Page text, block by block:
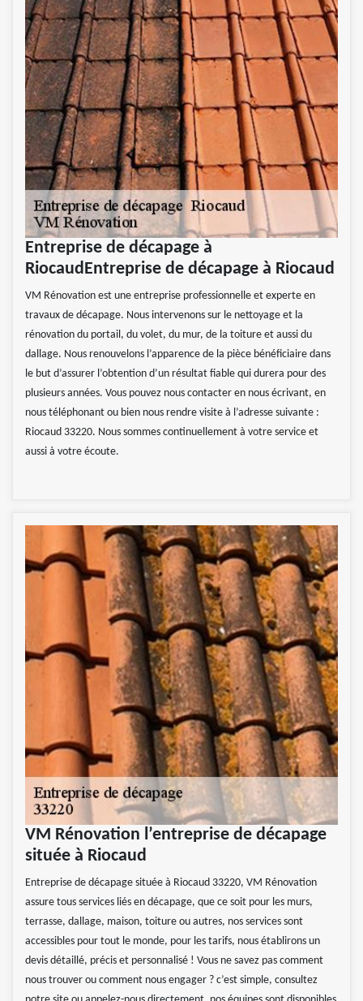
Entreprise de décapage à
RiocaudEntreprise de décapage à Riocaud
VM Rénovation est une entreprise professionnelle et experte en
travaux de décapage. Nous intervenons sur le nettoyage et la
rénovation du portail, du volet, du mur, de la toiture et aussi du
dallage. Nous renouvelons l’apparence de la pièce bénéficiaire dans
le but d’assurer l’obtention d’un résultat fiable qui durera pour des
plusieurs années. Vous pouvez nous contacter en nous écrivant, en
nous téléphonant ou bien nous rendre visite à l’adresse suivante :
Riocaud 33220. Nous sommes continuellement à votre service et
aussi à votre écoute.
VM Rénovation l’entreprise de décapage
située à Riocaud
Entreprise de décapage située à Riocaud 33220, VM Rénovation
assure tous services liés en décapage, que ce soit pour les murs,
terrasse, dallage, maison, toiture ou autres, nos services sont
accessibles pour tout le monde, pour les tarifs, nous établirons un
devis détaillé, précis et personnalisé ! Vous ne savez pas comment
nous trouver ou comment nous engager ? c’est simple, consultez